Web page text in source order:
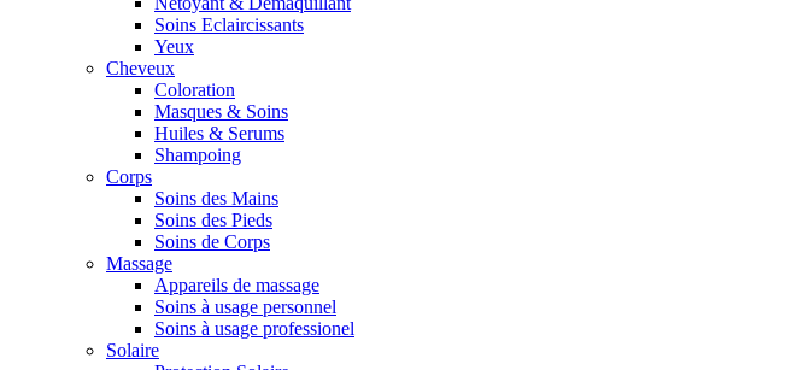
Soins Eclaircissants
Yeux
Cheveux
Coloration
Masques & Soins
Huiles & Serums
Shampoing
Corps
Soins des Mains
Soins des Pieds
Soins de Corps
Massage
Appareils de massage
Soins à usage personnel
Soins à usage professionel
Solaire